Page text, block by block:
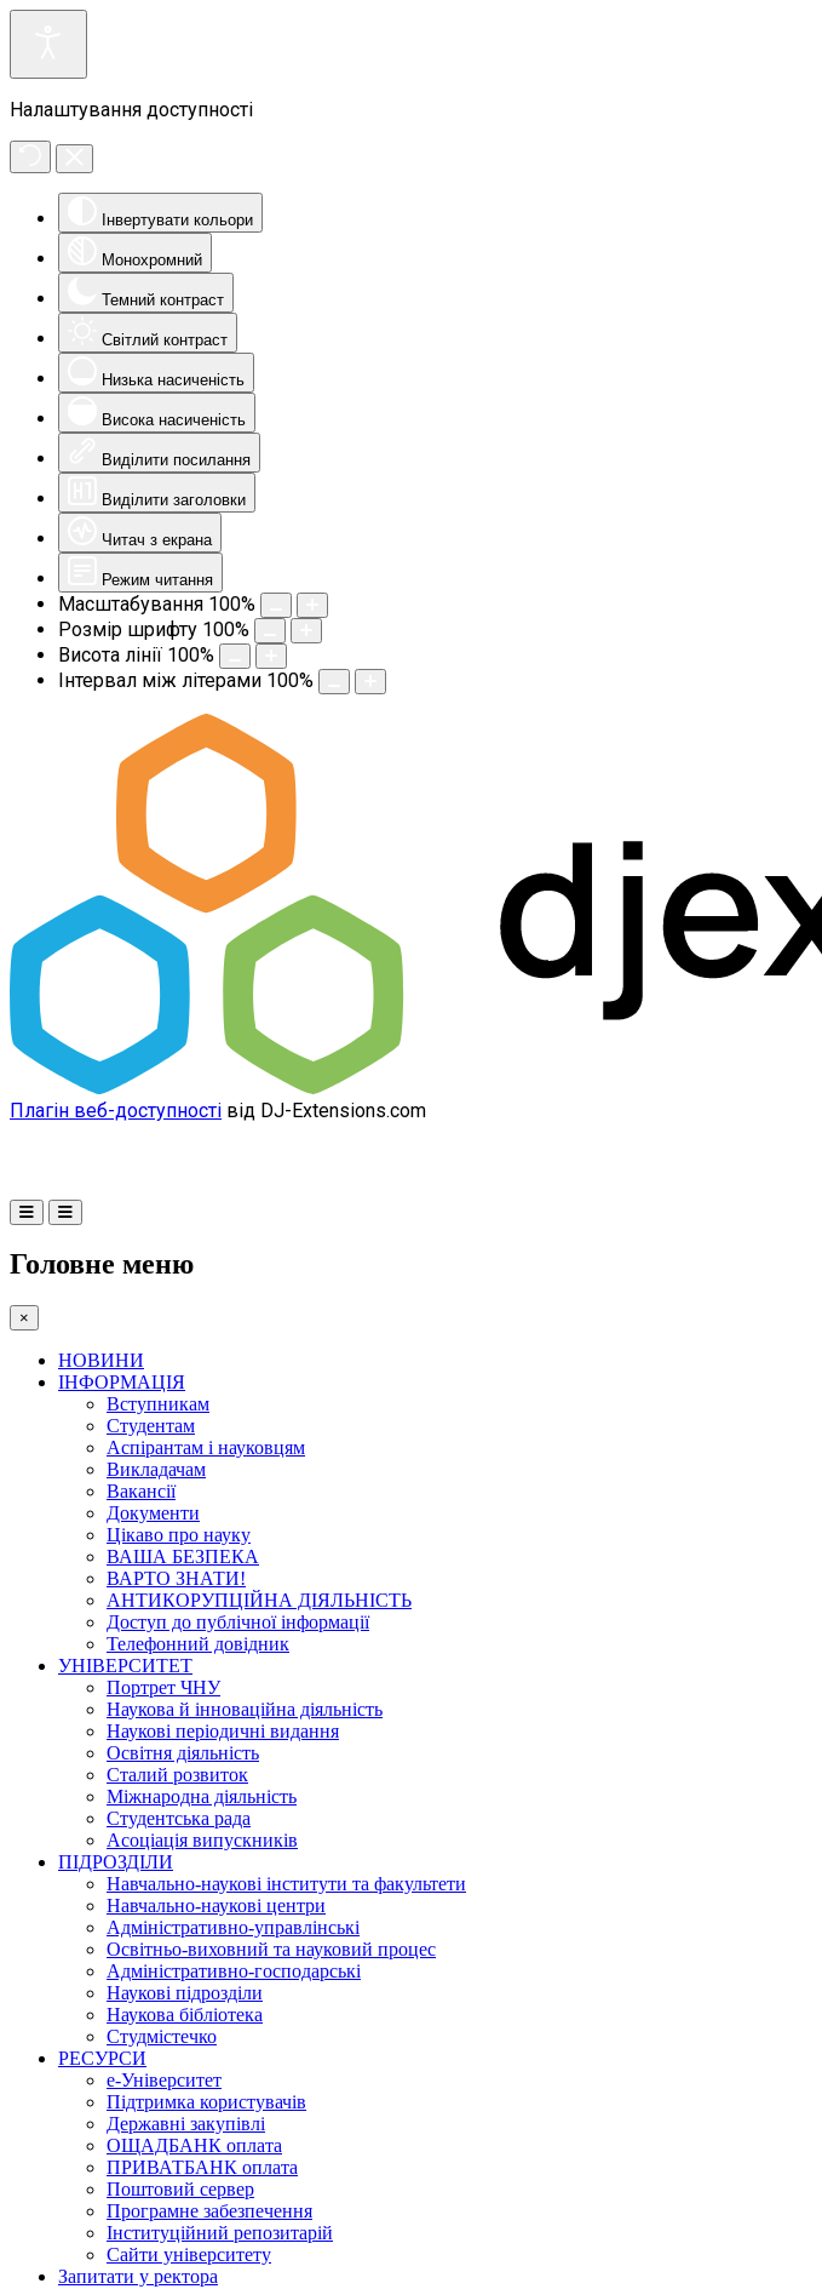
Налаштування доступності
Інвертувати кольори
Монохромний
Темний контраст
Світлий контраст
Низька насиченість
Висока насиченість
Виділити посилання
Виділити заголовки
Читач з екрана
Режим читання
Масштабування 100%
Розмір шрифту 100%
Висота лінії 100%
Інтервал між літерами 100%
Плагін веб-доступності від DJ-Extensions.com
Головне меню
×
НОВИНИ
ІНФОРМАЦІЯ
Вступникам
Студентам
Аспірантам і науковцям
Викладачам
Вакансії
Документи
Цікаво про науку
ВАША БЕЗПЕКА
ВАРТО ЗНАТИ!
АНТИКОРУПЦІЙНА ДІЯЛЬНІСТЬ
Доступ до публічної інформації
Телефонний довідник
УНІВЕРСИТЕТ
Портрет ЧНУ
Наукова й інноваційна діяльність
Наукові періодичні видання
Освітня діяльність
Сталий розвиток
Міжнародна діяльність
Студентська рада
Асоціація випускників
ПІДРОЗДІЛИ
Навчально-наукові інститути та факультети
Навчально-наукові центри
Адміністративно-управлінські
Освітньо-виховний та науковий процес
Адміністративно-господарські
Наукові підрозділи
Наукова бібліотека
Студмістечко
РЕСУРСИ
е-Університет
Підтримка користувачів
Державні закупівлі
ОЩАДБАНК оплата
ПРИВАТБАНК оплата
Поштовий сервер
Програмне забезпечення
Інституційний репозитарій
Сайти університету
Запитати у ректора